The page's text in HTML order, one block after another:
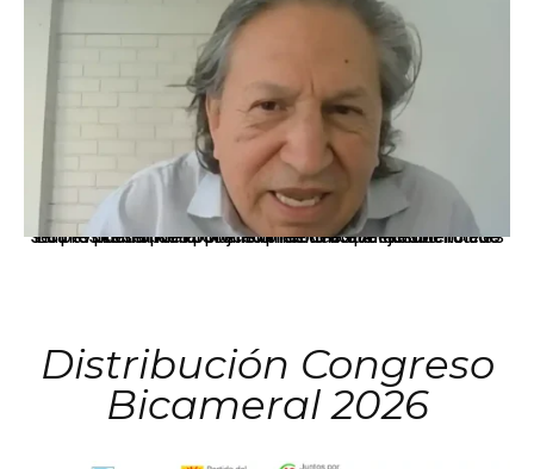
La presidenta Keiko Fujimori informó que la solicitud de indulto presentada por el expresidente Alejandro Toledo será evaluada por la Comisión de Gracias Presidenciales conforme al procedimiento establecido.
Distribución Congreso
Bicameral 2026